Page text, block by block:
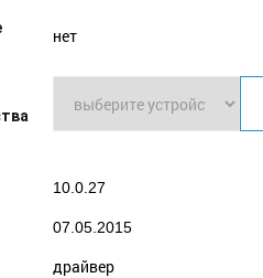
нет
10.0.27
07.05.2015
драйвер